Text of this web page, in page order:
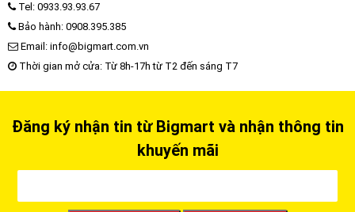
Tel: 0933.93.93.67
Bảo hành: 0908.395.385
Email: info@bigmart.com.vn
Thời gian mở cửa: Từ 8h-17h từ T2 đến sáng T7
Đăng ký nhận tin từ Bigmart và nhận thông tin
khuyến mãi